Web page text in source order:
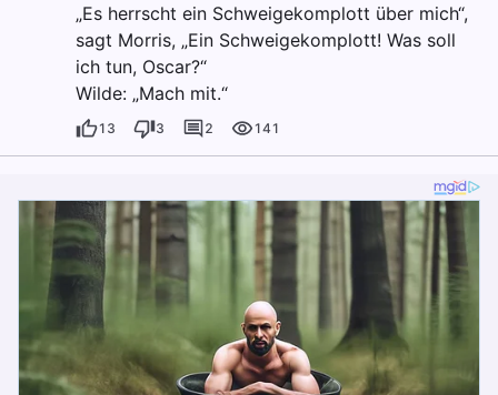
„Es herrscht ein Schweigekomplott über mich“,
sagt Morris, „Ein Schweigekomplott! Was soll
ich tun, Oscar?“
Wilde: „Mach mit.“
13 3 2 141